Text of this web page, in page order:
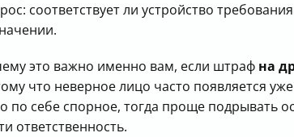
соответствует ли устройство
это важно именно вам, если штраф на
что неверное лицо часто появляется
по себе спорное, тогда проще подрывать
ответственность.